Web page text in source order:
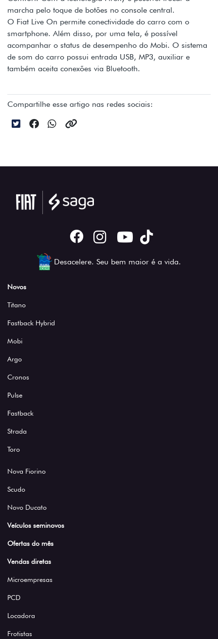
marcha pelo toque de botões no console central.
O Fiat Live On permite conectividade do carro com o
smartphone. Além disso, por uma tela, é possível
acompanhar o status de desempenho do Mobi. O sistema
de som do carro possui entrada USB, MP3, auxiliar e
também aceita conexões via Bluetooth.
Compartilhe esse artigo nas redes sociais:
Desacelere. Seu bem maior é a vida.
Novos
Titano
Fastback Hybrid
Mobi
Argo
Cronos
Pulse
Fastback
Strada
Toro
Nova Fiorino
Scudo
Novo Ducato
Veículos seminovos
Ofertas do mês
Vendas diretas
Microempresas
PCD
Locadora
Frotistas